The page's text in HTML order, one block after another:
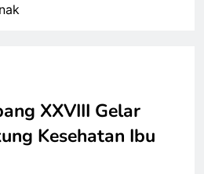
XXVIII Gelar
Kesehatan Ibu